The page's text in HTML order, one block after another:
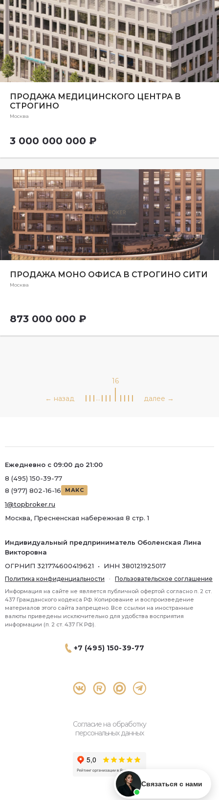
ПРОДАЖА МЕДИЦИНСКОГО ЦЕНТРА В
СТРОГИНО
Москва
3 000 000 000 ₽
ПРОДАЖА МОНО ОФИСА В СТРОГИНО СИТИ
Москва
873 000 000 ₽
…
16
+7 (495) 150-39-77
Согласие на обработку
персональных данных
Ежедневно с 09:00 до 21:00
8 (495) 150-39-77
8 (977) 802-16-16
МАКС
1@topbroker.ru
Москва, Пресненская набережная 8 стр. 1
Индивидуальный предприниматель Оболенская Лина
Викторовна
ОГРНИП 321774600419621 • ИНН 380121925017
Политика конфиденциальности · Пользовательское соглашение
Информация на сайте не является публичной офертой согласно п. 2 ст.
437 Гражданского кодекса РФ. Копирование и воспроизведение
материалов этого сайта запрещено. Все ссылки на иностранные
валюты приведены исключительно для удобства восприятия
информации (п. 2 ст. 437 ГК РФ).
Связаться с нами